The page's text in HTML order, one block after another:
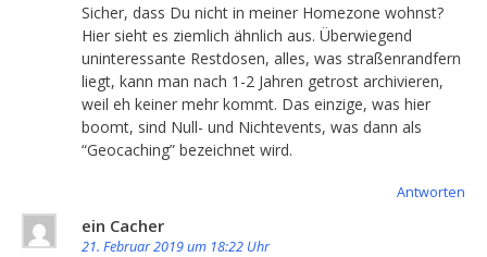
Sicher, dass Du nicht in meiner Homezone wohnst?
Hier sieht es ziemlich ähnlich aus. Überwiegend
uninteressante Restdosen, alles, was straßenrandfern
liegt, kann man nach 1-2 Jahren getrost archivieren,
weil eh keiner mehr kommt. Das einzige, was hier
boomt, sind Null- und Nichtevents, was dann als
“Geocaching” bezeichnet wird.
Antworten
ein Cacher
21. Februar 2019 um 18:22 Uhr